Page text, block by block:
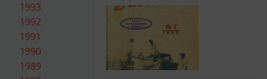
1993
1992
1991
1990
1989